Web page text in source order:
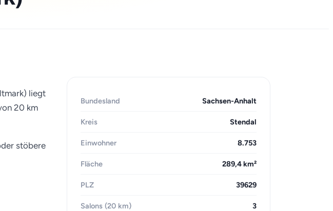
liegt
20 km
stöbere
Bundesland Sachsen-Anhalt
Kreis Stendal
Einwohner 8.753
Fläche 289,4 km²
PLZ 39629
Salons (20 km) 3